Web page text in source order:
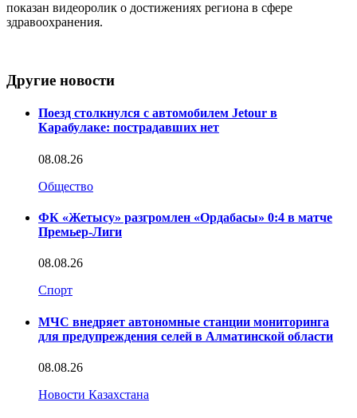
показан видеоролик о достижениях региона в сфере
здравоохранения.
Другие новости
Поезд столкнулся с автомобилем Jetour в
Карабулаке: пострадавших нет
08.08.26
Общество
ФК «Жетысу» разгромлен «Ордабасы» 0:4 в матче
Премьер-Лиги
08.08.26
Спорт
МЧС внедряет автономные станции мониторинга
для предупреждения селей в Алматинской области
08.08.26
Новости Казахстана